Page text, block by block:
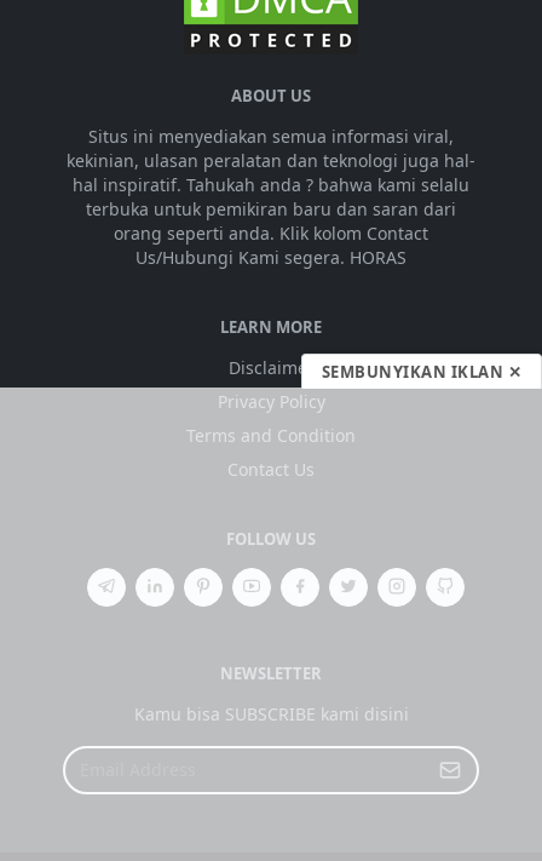
ABOUT US
Situs ini menyediakan semua informasi viral,
kekinian, ulasan peralatan dan teknologi juga hal-
hal inspiratif. Tahukah anda ? bahwa kami selalu
terbuka untuk pemikiran baru dan saran dari
orang seperti anda. Klik kolom Contact
Us/Hubungi Kami segera. HORAS
LEARN MORE
Disclaimer
Privacy Policy
Terms and Condition
Contact Us
FOLLOW US
NEWSLETTER
Kamu bisa SUBSCRIBE kami disini
SEMBUNYIKAN IKLAN ✕